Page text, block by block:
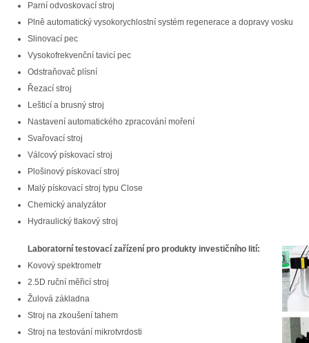
Parní odvoskovací stroj
Plně automatický vysokorychlostní systém regenerace a dopravy vosku
Slinovací pec
Vysokofrekvenční tavicí pec
Odstraňovač plísní
Řezací stroj
Lešticí a brusný stroj
Nastavení automatického zpracování moření
Svařovací stroj
Válcový pískovací stroj
Plošinový pískovací stroj
Malý pískovací stroj typu Close
Chemický analyzátor
Hydraulický tlakový stroj
Laboratorní testovací zařízení pro produkty investičního lití:
Kovový spektrometr
2.5D ruční měřicí stroj
Žulová základna
Stroj na zkoušení tahem
Stroj na testování mikrotvrdosti